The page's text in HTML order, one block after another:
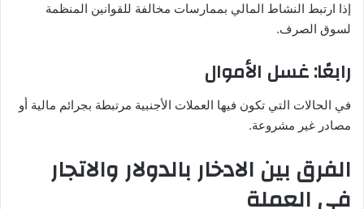
إذا ارتبط النشاط المالي بممارسات مخالفة للقوانين المنظمة
لسوق الصرف.
رابعًا: غسل الأموال
في الحالات التي تكون فيها العملات الأجنبية مرتبطة بجرائم مالية أو
مصادر غير مشروعة.
الفرق بين الادخار بالدولار والاتجار
في العملة